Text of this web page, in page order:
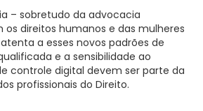
– sobretudo da advocacia
direitos humanos e das mulheres
a esses novos padrões de
e a sensibilidade ao
controle digital devem ser parte da
profissionais do Direito.